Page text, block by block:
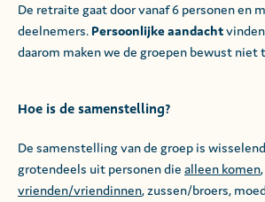
De retraite gaat door vanaf 6 personen en
deelnemers. Persoonlijke aandacht
daarom maken we de groepen bewust niet
Hoe is de samenstelling?
De samenstelling van de groep is
grotendeels uit personen die alleen komen
vrienden/vriendinnen, zussen/broers,